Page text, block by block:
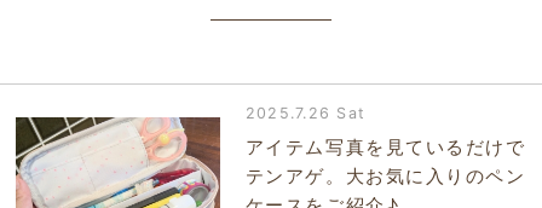
2025.7.26 Sat
アイテム写真を見ているだけで
テンアゲ。大お気に入りのペン